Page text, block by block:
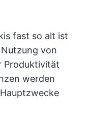
fast so alt ist
von
Produktivität
werden